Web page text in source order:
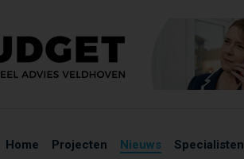
Home Projecten Nieuws Specialisten